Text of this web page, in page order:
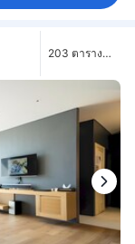
าแตะใส่ในห้องพัก
ล์
เครื่องล้างจาน
รบชุด
โซฟา
ม้/ปาเกต์
ห้องนั่งเล่นแยกต่างหาก
เครื่องอบผ้า
ตู้เสื้อผ้า
โดยบันได
ชุดปฐมพยาบาล
รด้านความปลอดภัย
203 ตาราง